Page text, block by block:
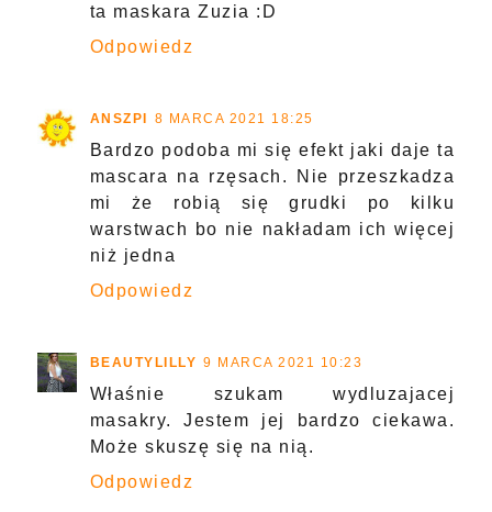
ta maskara Zuzia :D
Odpowiedz
ANSZPI 8 MARCA 2021 18:25
Bardzo podoba mi się efekt jaki daje ta
mascara na rzęsach. Nie przeszkadza
mi że robią się grudki po kilku
warstwach bo nie nakładam ich więcej
niż jedna
Odpowiedz
BEAUTYLILLY 9 MARCA 2021 10:23
Właśnie szukam wydluzajacej
masakry. Jestem jej bardzo ciekawa.
Może skuszę się na nią.
Odpowiedz